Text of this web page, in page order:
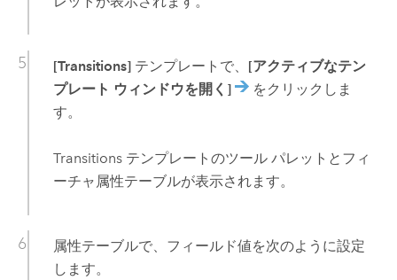
[Transitions]テンプレートで、 [アクティブなテン
プレート ウィンドウを開く]
をクリックしま
す。
Transitions テンプレートのツール パレットとフィ
ーチャ属性テーブルが表示されます。
属性テーブルで、フィールド値を次のように設定
します。